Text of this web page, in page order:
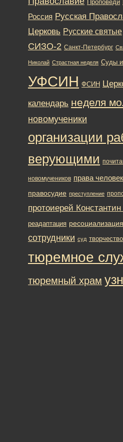
Проповеди
Россия Русская
Церковь Русские святые
СИЗО-2 Санкт-Петербург
Николай Страстная неделя Суды
УФСИН ФСИН
календарь неделя
новомученики
организации
верующими
новомучеников права
правосудие преступление
протоиерей
реадаптация ресоциализация
сотрудники суд творчество
тюремное
тюремный храм